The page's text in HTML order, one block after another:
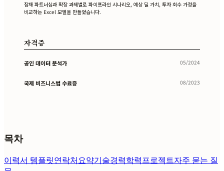
잠재 파트너십과 확장 과제별로 파이프라인 시나리오, 예상 딜 가치, 투자 회수 가정을
비교하는 Excel 모델을 만들었습니다.
자격증
공인 데이터 분석가 05/2024
국제 비즈니스법 수료증 08/2023
목차
이력서 템플릿연락처요약기술경력학력프로젝트자주 묻는 질